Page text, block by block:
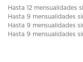
Hasta 12 mensualidades
Hasta 9 mensualidades
Hasta 9 mensualidades
Hasta 9 mensualidades